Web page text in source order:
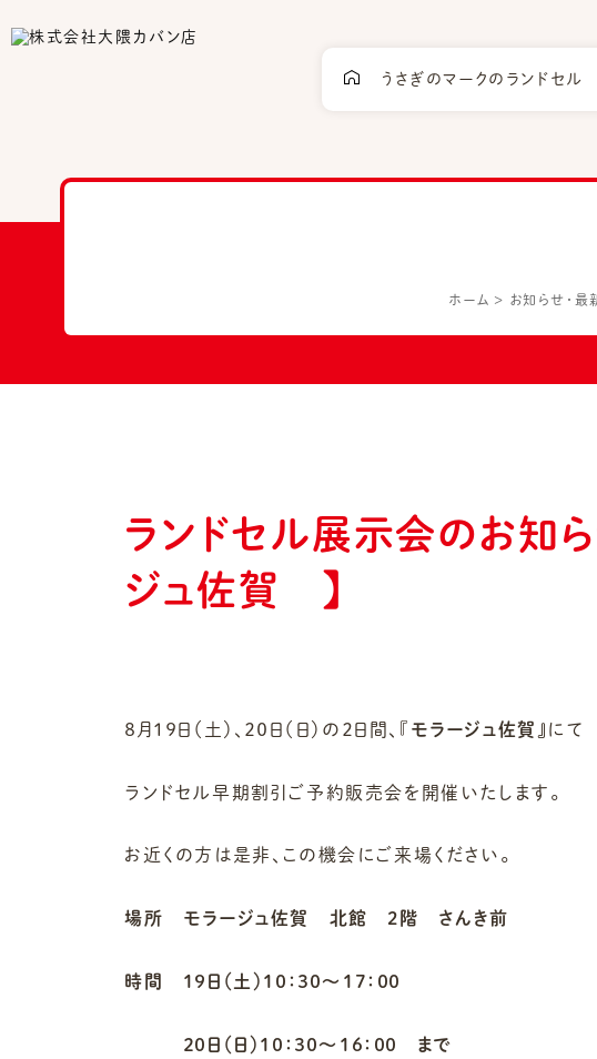
うさぎのマークのランドセル
ホーム お知らせ・最
ランドセル展示会のお
ジュ佐賀 】
８月１９日（土）、２０日（日）の２日間、『 モラージュ佐賀』 にて
ランドセル早期割引ご予約販売会を開催いたします。
お近くの方は是非、この機会にご来場ください。
場所 モラージュ佐賀 北館 2階 さんき前
時間 １９日（土）１０：３０～１７：００
２０日（日）１０：３０～１６：００ まで